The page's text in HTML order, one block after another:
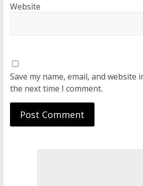
Website
Save my name, email, and
the next time I comment.